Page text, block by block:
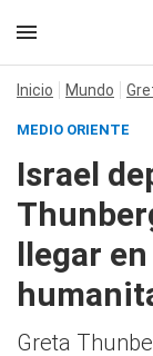
Inicio Mundo
MEDIO ORIENTE
Israel
llegar
Greta